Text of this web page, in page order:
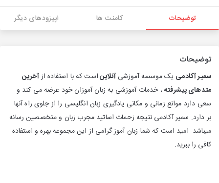
توضیحات کامنت ها اپیزودهای دیگر
توضیحات
سمیر آکادمی یک موسسه آموزشیآنلایناست که با استفاده ازآخرین
متدهای پیشرفته، خدمات آموزشی به زبان آموزان خود عرضه می کند و
سعی دارد موانع زمانی و مکانی یادگیری زبان انگلیسی را از جلوی راه آنها
بر دارد. سمیر آکادمی نتیجه زحمات اساتید مجرب زبان و متخصصین رسانه
میباشد. امید است که شما زبان آموز گرامی از این مجموعه بهره و استفاده
کافی را ببرید.